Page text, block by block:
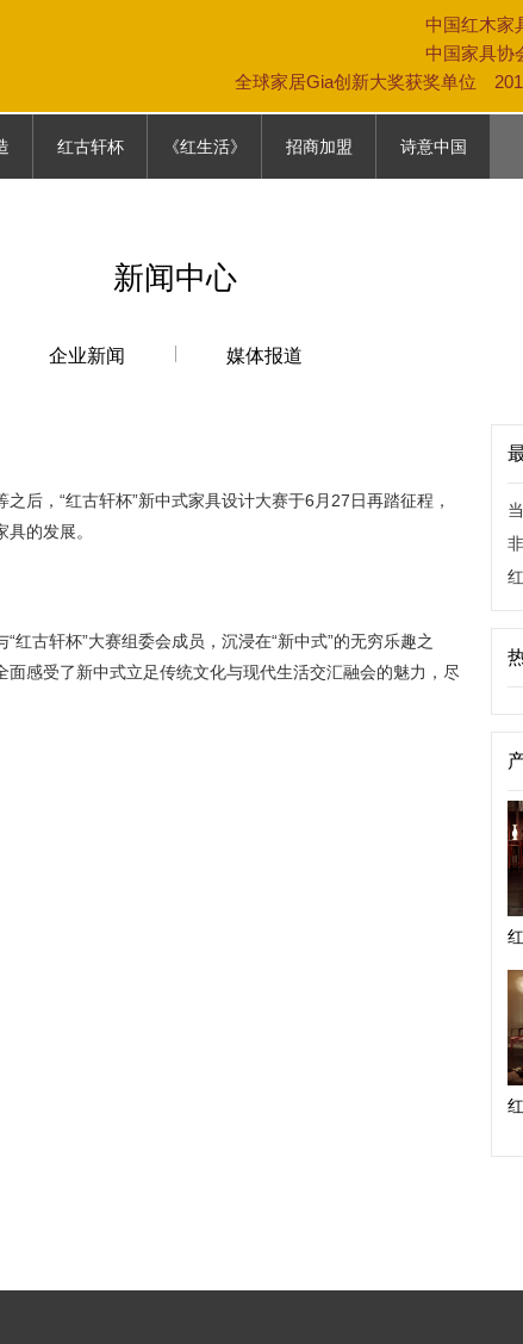
中国红木
中国家具协
全球家居Gia创新大奖获奖单位
红古轩杯 《红生活》 招商加盟 诗意中国
参赛通道
联系我们
新闻中心
企业新闻 媒体报道
后，“红古轩杯”新中式家具设计大赛于6月27日再踏征程，
的发展。
古轩杯”大赛组委会成员，沉浸在“新中式”的无穷乐趣之
感受了新中式立足传统文化与现代生活交汇融会的魅力，尽